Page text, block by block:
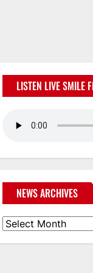
LISTEN LIVE SMILE
NEWS ARCHIVES
News